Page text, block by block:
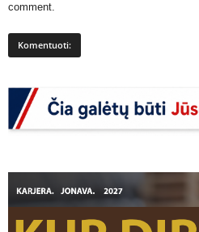
comment.